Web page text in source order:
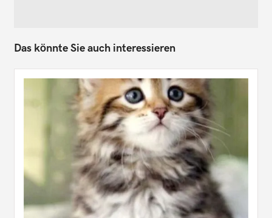
Das könnte Sie auch interessieren